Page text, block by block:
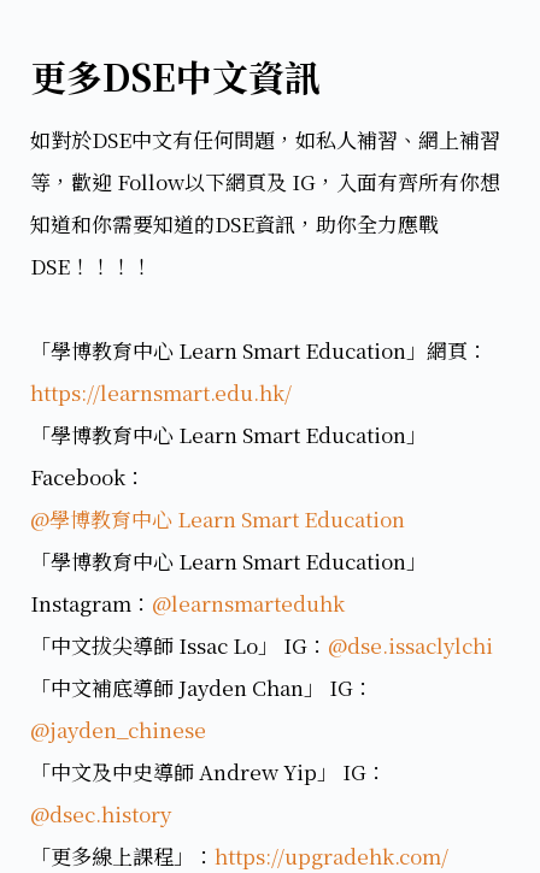
更多DSE中文資訊
如對於DSE中文有任何問題，如私人補習、網上補習
等，歡迎 Follow以下網頁及 IG，入面有齊所有你想
知道和你需要知道的DSE資訊，助你全力應戰
DSE！！！！
「學博教育中心 Learn Smart Education」網頁：
https://learnsmart.edu.hk/
「學博教育中心 Learn Smart Education」
Facebook：
@學博教育中心 Learn Smart Education
「學博教育中心 Learn Smart Education」
Instagram： @learnsmarteduhk
「中文拔尖導師 Issac Lo」 IG： @dse.issaclylchi
「中文補底導師 Jayden Chan」 IG：
@jayden_chinese
「中文及中史導師 Andrew Yip」 IG：
@dsec.history
「更多線上課程」： https://upgradehk.com/